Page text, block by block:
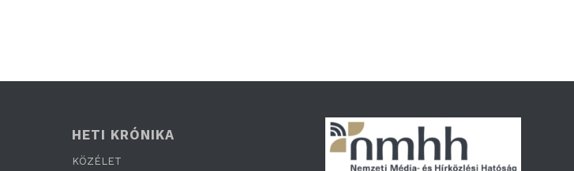
HETI KRÓNIKA
KÖZÉLET